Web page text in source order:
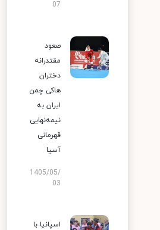
07
صعود
مقتدرانه
دختران
هاکی چمن
ایران به
نیمه‌نهایی
قهرمانی
آسیا
1405/05/
03
اسپانیا با